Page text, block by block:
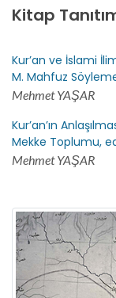
Kitap
Kur’an ve İslami
M. Mahfuz
Mehmet YAŞAR
Kur’an’ın
Mekke Toplumu,
Mehmet YAŞAR